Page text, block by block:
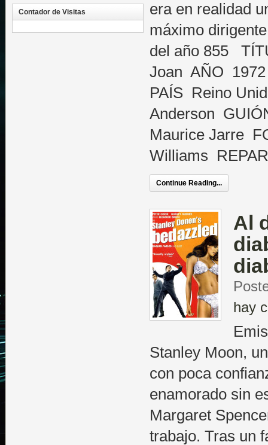
era en realidad
máximo
del año 855
Joan AÑO
PAÍS Reino
Anderson
Maurice Jarre
Williams
Continue Reading...
Al
hay
Stanley Moon,
con poca
enamorado sin
Margaret
trabajo. Tras un
Contador de Visitas